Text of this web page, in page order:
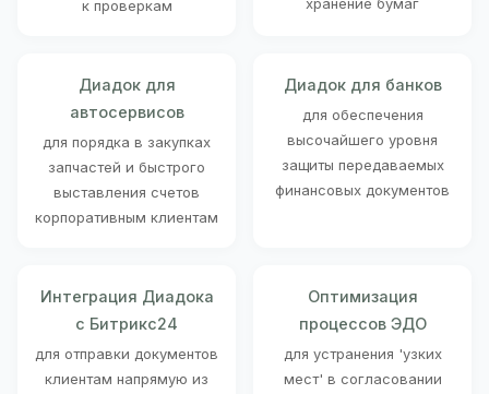
к проверкам
хранение бумаг
Диадок для
автосервисов
для порядка в закупках
запчастей и быстрого
выставления счетов
корпоративным клиентам
Диадок для банков
для обеспечения
высочайшего уровня
защиты передаваемых
финансовых документов
Интеграция Диадока
с Битрикс24
для отправки документов
клиентам напрямую из
Оптимизация
процессов ЭДО
для устранения 'узких
мест' в согласовании